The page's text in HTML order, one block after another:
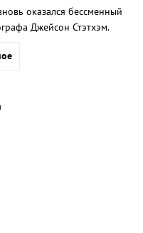
оказался бессменный
Джейсон Стэтхэм.